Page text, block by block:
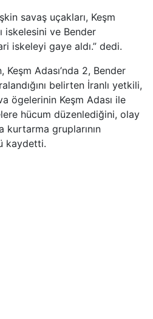
savaş uçakları, Keşm
iskelesini ve Bender
iskeleyi gaye aldı.” dedi.
Adası’nda 2, Bender
belirten İranlı yetkili,
ögelerinin Keşm Adası ile
hücum düzenlediğini, olay
kurtarma gruplarının
kaydetti.